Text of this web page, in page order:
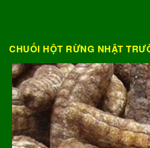
CHUỐI HỘT RỪNG NHẬT